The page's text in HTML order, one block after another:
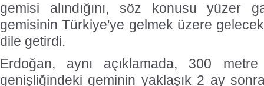
gemisi alındığını, söz konusu yüzer
gemisinin Türkiye'ye gelmek üzere gelecek
dile getirdi.
Erdoğan, aynı açıklamada, 300
genişliğindeki geminin yaklaşık 2 ay